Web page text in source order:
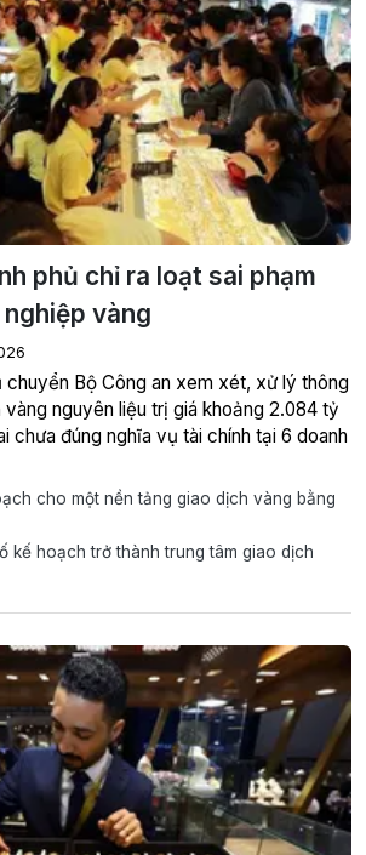
phủ chỉ ra loạt sai phạm
vàng
chuyển Bộ Công an xem xét, xử lý thông
nguyên liệu trị giá khoảng 2.084 tỷ
chưa đúng nghĩa vụ tài chính tại 6 doanh
cho một nền tảng giao dịch vàng bằng
kế hoạch trở thành trung tâm giao dịch